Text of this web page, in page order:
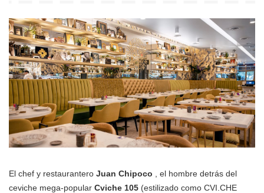
El chef y restaurantero Juan Chipoco , el hombre detrás del
ceviche mega-popular Cviche 105 (estilizado como CVI.CHE